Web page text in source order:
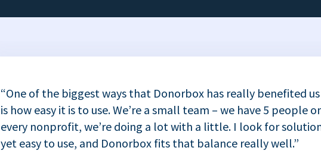
“One of the biggest ways that Donorbox has really benefited
is how easy it is to use. We’re a small team – we have 5 people
every nonprofit, we’re doing a lot with a little. I look for
yet easy to use, and Donorbox fits that balance really well.”